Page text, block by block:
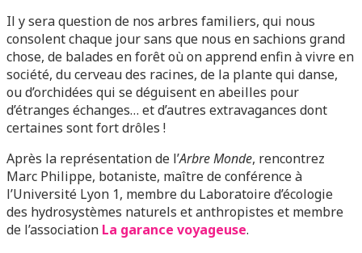
Il y sera question de nos arbres familiers, qui nous
consolent chaque jour sans que nous en sachions grand
chose, de balades en forêt où on apprend enfin à vivre en
société, du cerveau des racines, de la plante qui danse,
ou d’orchidées qui se déguisent en abeilles pour
d’étranges échanges… et d’autres extravagances dont
certaines sont fort drôles !
Après la représentation de l’Arbre Monde, rencontrez
Marc Philippe, botaniste, maître de conférence à
l’Université Lyon 1, membre du Laboratoire d’écologie
des hydrosystèmes naturels et anthropistes et membre
de l’association La garance voyageuse.